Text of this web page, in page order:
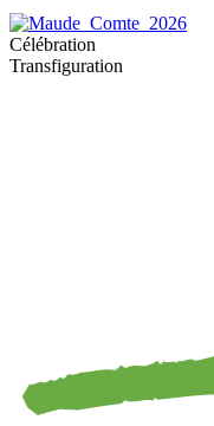
Célébration
Transfiguration